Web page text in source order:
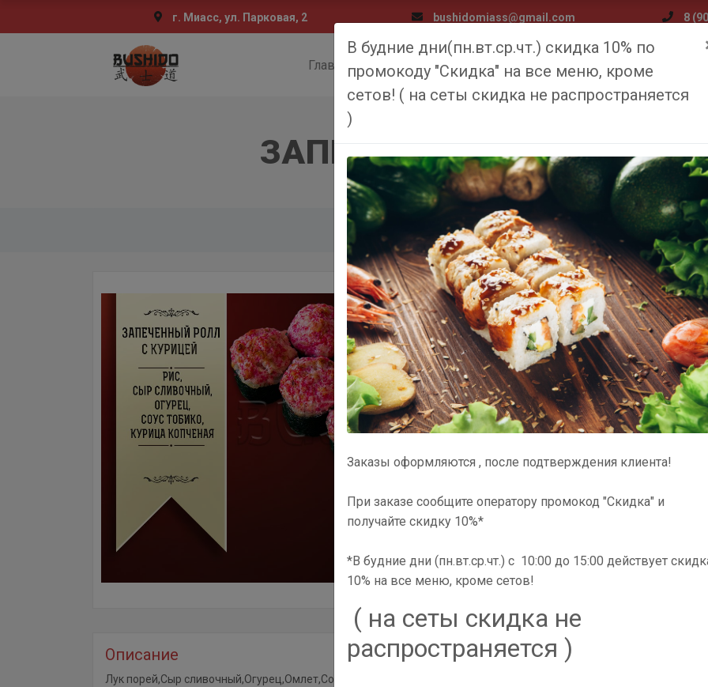
г. Миасс, ул. Парковая, 2 bushidomiass@gmail.com 8
Главная Меню Доставка и оплата Медиа О
ЗАПЕЧЕННЫЙ РОЛЛ С
Меню Запеченный ролл с курицей
340₽
Описание
Лук порей,Сыр сливочный,Огурец,Омлет,Соус Тобико,Курица копченая
В будние дни(пн.вт.ср.чт.) скидка 10% по
промокоду "Скидка" на все меню, кроме
сетов! ( на сеты скидка не распространяется
)
Заказы оформляются , после подтверждения клиента!
При заказе сообщите оператору промокод "Скидка" и
получайте скидку 10%*
*В будние дни (пн.вт.ср.чт.) с 10:00 до 15:00 действует
10% на все меню, кроме сетов!
( на сеты скидка не
распространяется )